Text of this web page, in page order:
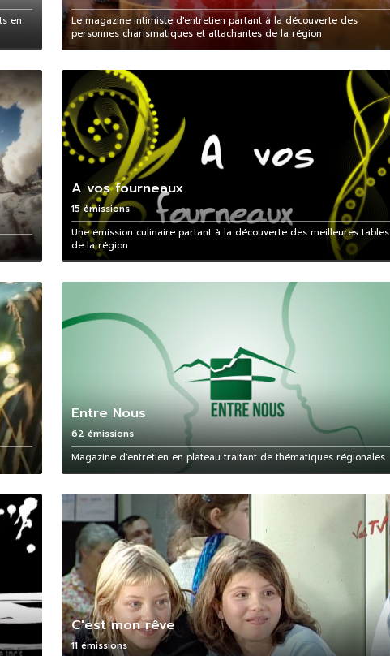
en
Le magazine intimiste d'entretien partant à la découverte des
personnes charismatiques et attachantes de la région
A vos fourneaux
15 émissions
Une émission culinaire partant à la découverte des meilleures tables
de la région
Entre Nous
62 émissions
Magazine d'entretien en plateau traitant de thématiques régionales
C'est mon rêve
11 émissions